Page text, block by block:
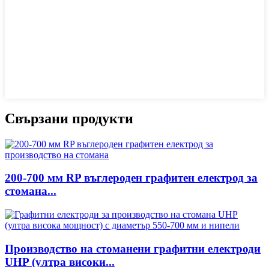
Свързани продукти
200-700 мм RP въглероден графитен електрод за
стомана...
Производство на стоманени графитни електроди
UHP (ултра високи...